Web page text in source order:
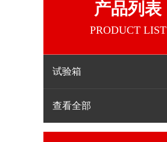
产品列表
PRODUCT LIST
试验箱
查看全部